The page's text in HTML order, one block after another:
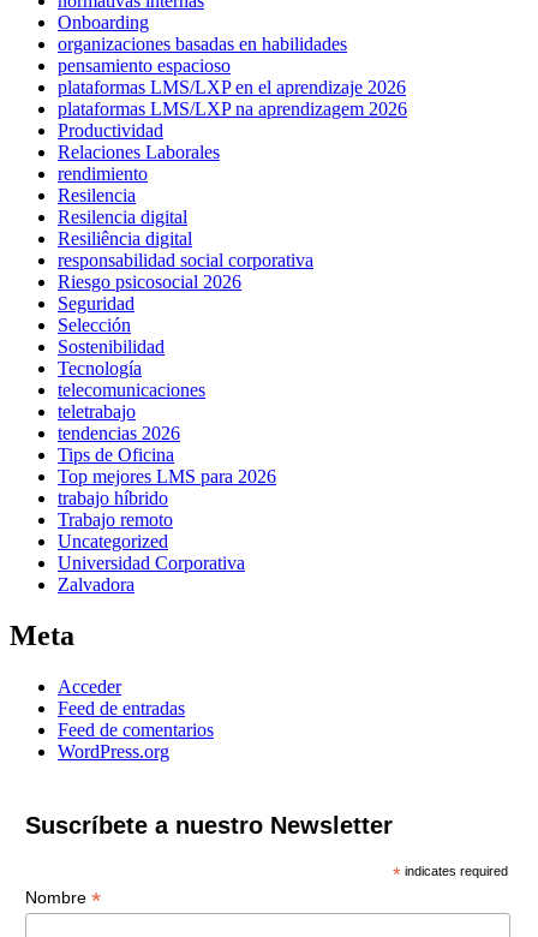
Onboarding
organizaciones basadas en habilidades
pensamiento espacioso
plataformas LMS/LXP en el aprendizaje 2026
plataformas LMS/LXP na aprendizagem 2026
Productividad
Relaciones Laborales
rendimiento
Resilencia
Resilencia digital
Resiliência digital
responsabilidad social corporativa
Riesgo psicosocial 2026
Seguridad
Selección
Sostenibilidad
Tecnología
telecomunicaciones
teletrabajo
tendencias 2026
Tips de Oficina
Top mejores LMS para 2026
trabajo híbrido
Trabajo remoto
Uncategorized
Universidad Corporativa
Zalvadora
Meta
Acceder
Feed de entradas
Feed de comentarios
WordPress.org
Suscríbete a nuestro Newsletter
* indicates required
Nombre *